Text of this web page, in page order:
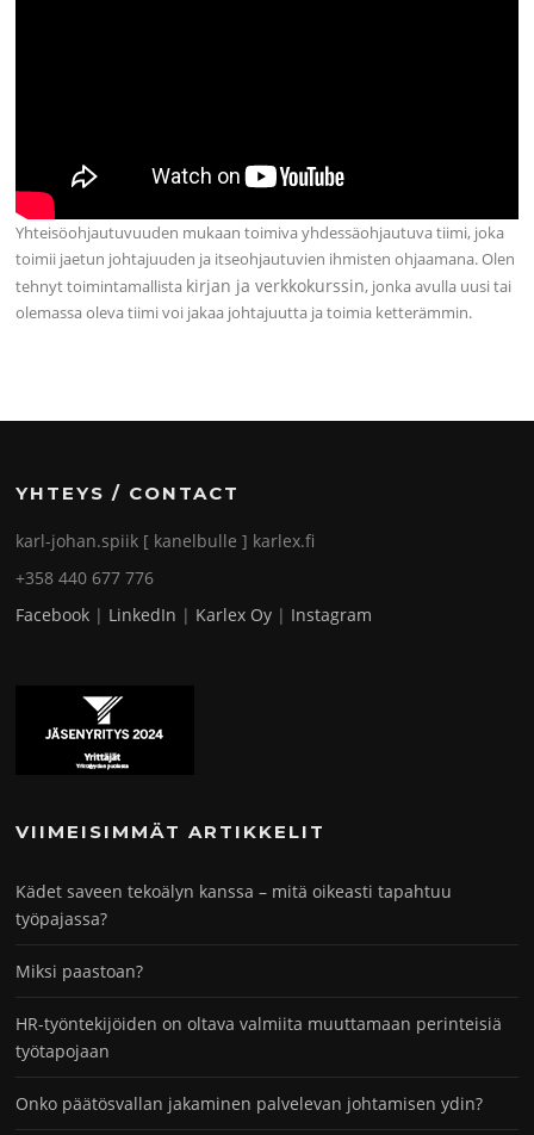
Yhteisöohjautuvuuden mukaan toimiva yhdessäohjautuva tiimi, joka
toimii jaetun johtajuuden ja itseohjautuvien ihmisten ohjaamana. Olen
tehnyt toimintamallista kirjan ja verkkokurssin, jonka avulla uusi tai
olemassa oleva tiimi voi jakaa johtajuutta ja toimia ketterämmin.
YHTEYS / CONTACT
karl-johan.spiik [ kanelbulle ] karlex.fi
+358 440 677 776
Facebook | LinkedIn | Karlex Oy | Instagram
VIIMEISIMMÄT ARTIKKELIT
Kädet saveen tekoälyn kanssa – mitä oikeasti tapahtuu
työpajassa?
Miksi paastoan?
HR-työntekijöiden on oltava valmiita muuttamaan perinteisiä
työtapojaan
Onko päätösvallan jakaminen palvelevan johtamisen ydin?